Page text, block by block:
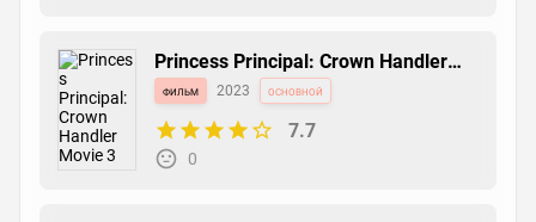
Princess Principal: Crown Handler
Movie 3
фильм 2023 основной
7.7
0